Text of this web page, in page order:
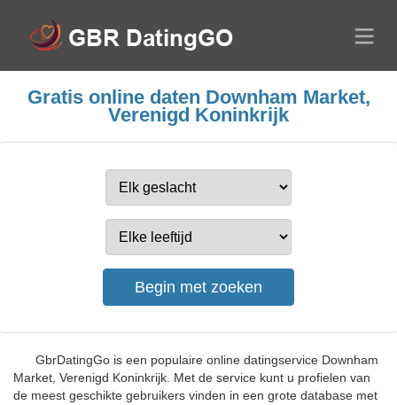
Gratis online daten Downham Market,
Verenigd Koninkrijk
GbrDatingGo is een populaire online datingservice Downham
Market, Verenigd Koninkrijk. Met de service kunt u profielen van
de meest geschikte gebruikers vinden in een grote database met